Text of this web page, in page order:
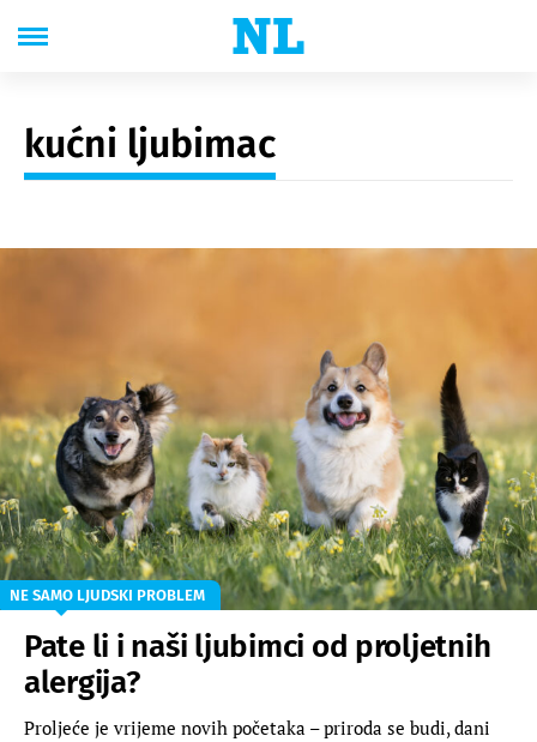
kućni ljubimac
NE SAMO LJUDSKI PROBLEM
Pate li i naši ljubimci od proljetnih
alergija?
Proljeće je vrijeme novih početaka – priroda se budi, dani